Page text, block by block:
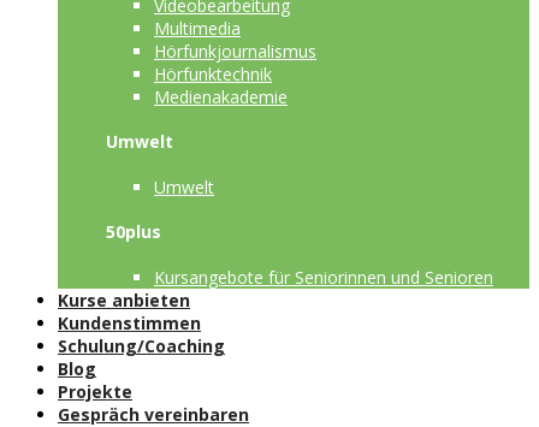
Videobearbeitung
Multimedia
Hörfunkjournalismus
Hörfunktechnik
Medienakademie
Umwelt
Umwelt
50plus
Kursangebote für Seniorinnen und Senioren
Kurse anbieten
Kundenstimmen
Schulung/Coaching
Blog
Projekte
Gespräch vereinbaren